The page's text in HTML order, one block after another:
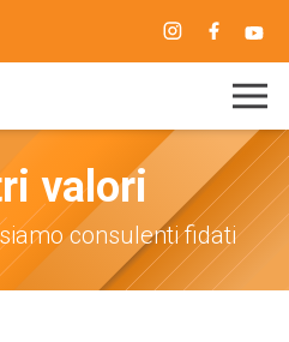
valori
consulenti fidati